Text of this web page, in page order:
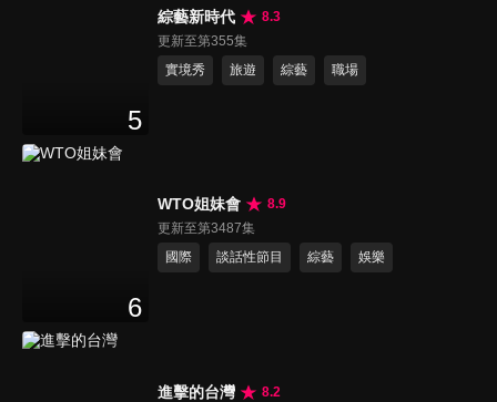
5
綜藝新時代
8.3
更新至第355集
實境秀
旅遊 綜藝 職場
6
WTO姐妹會
8.9
更新至第3487集
國際
談話性節目 綜藝 娛樂
進擊的台灣
8.2